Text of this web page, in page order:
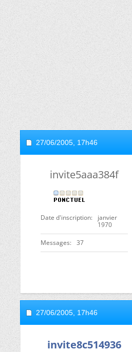
27/06/2005, 17h46
invite5aaa384f
Date d'inscription
janvier
1970
Messages 37
27/06/2005, 17h46
invite8c514936